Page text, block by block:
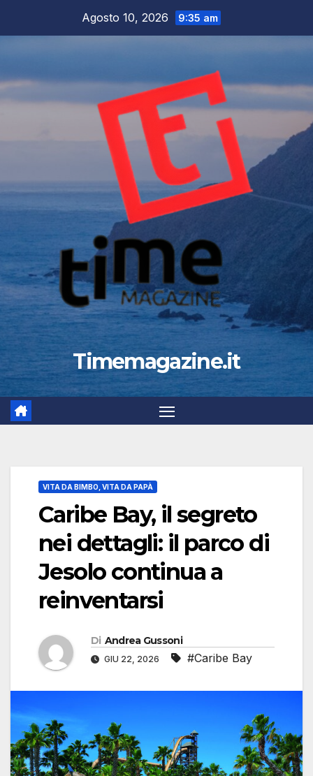
Agosto 10, 2026 9:35 am
Timemagazine.it
VITA DA BIMBO, VITA DA PAPÀ
Caribe Bay, il segreto
nei dettagli: il parco di
Jesolo continua a
reinventarsi
Di Andrea Gussoni
GIU 22, 2026 #Caribe Bay